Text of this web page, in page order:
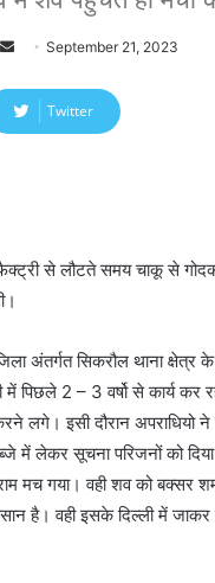
n
d
a
September 21, 2023
Twitter
से लौटते समय चाकू से
अंतर्गत सिकरौल थाना क्षेत्र
में पिछले 2 – 3 वर्षो से कार्य
लगे। इसी दौरान अपराधियो
में लेकर सूचना परिजनों को
मच गया। वही शव को बक्सर
है। वही इसके दिल्ली में